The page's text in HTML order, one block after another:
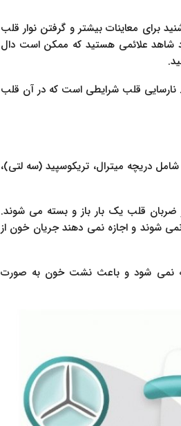
برای معاینات بیشتر و گرفتن نوار قلب
شاهد علائمی هستید که ممکن است دال
نارسایی قلب شرایطی است که در آن قلب
شامل دریچه میترال، تریکوسپید (سه لتی)،
ضربان قلب یک بار باز و بسته می شوند.
شوند و اجازه نمی دهند جریان خون از
نمی شود و باعث نشت خون به صورت